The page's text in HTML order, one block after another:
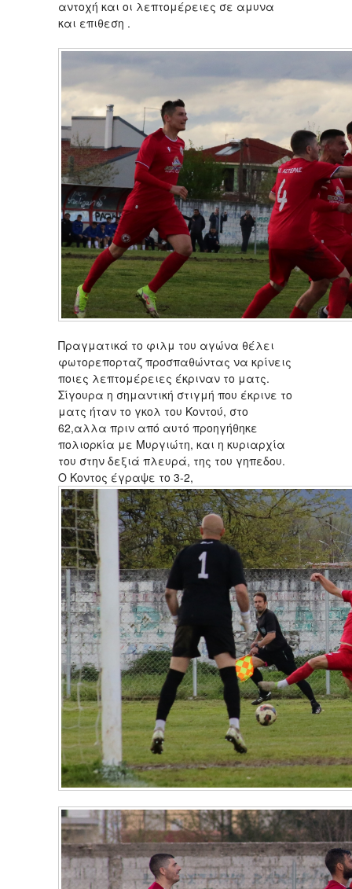
αντοχή και οι λεπτομέρειες σε αμυνα
και επιθεση .
Πραγματικά το φιλμ του αγώνα θέλει
φωτορεπορταζ προσπαθώντας να κρίνεις
ποιες λεπτομέρειες έκριναν το ματς.
Σίγουρα η σημαντική στιγμή που έκρινε το
ματς ήταν το γκολ του Κοντού, στο
62,αλλα πριν από αυτό προηγήθηκε
πολιορκία με Μυργιώτη, και η κυριαρχία
του στην δεξιά πλευρά, της του γηπεδου.
Ο Κοντος έγραψε το 3-2,